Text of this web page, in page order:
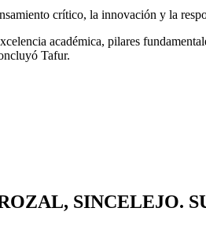
crítico, la innovación y la
académica, pilares
Tafur.
SINCELEJO.